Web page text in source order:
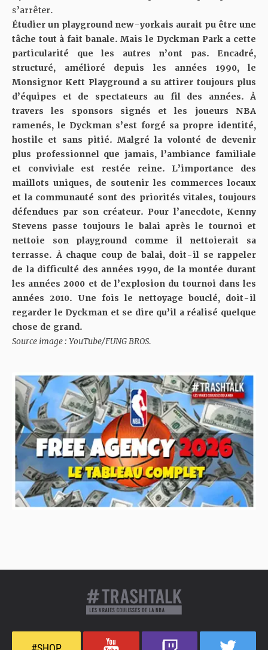
s’arrêter.
Étudier un playground new-yorkais aurait pu être une
tâche tout à fait banale. Mais le Dyckman Park a cette
particularité que les autres n’ont pas. Encadré,
structuré, amélioré depuis les années 1990, le
Monsignor Kett Playground a su attirer toujours plus
d’équipes et de spectateurs au fil des années. À
travers les sponsors signés et les joueurs NBA
ramenés, le Dyckman s’est forgé sa propre identité,
hostile et sans pitié. Malgré la volonté de devenir
plus professionnel que jamais, l’ambiance familiale
et conviviale est restée reine. L’importance des
maillots uniques, de soutenir les commerces locaux
et la communauté sont des priorités vitales, toujours
défendues par son créateur. Pour l’anecdote, Kenny
Stevens passe toujours le balai après le tournoi et
nettoie son playground comme il nettoierait sa
terrasse. À chaque coup de balai, doit-il se rappeler
de la difficulté des années 1990, de la montée durant
les années 2000 et de l’explosion du tournoi dans les
années 2010. Une fois le nettoyage bouclé, doit-il
regarder le Dyckman et se dire qu’il a réalisé quelque
chose de grand.
Source image : YouTube/FUNG BROS.